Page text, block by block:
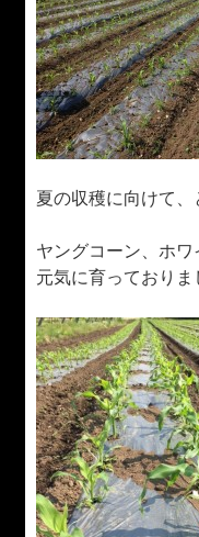
夏の収穫に向けて、
ヤングコーン、ホ
元気に育っておりま